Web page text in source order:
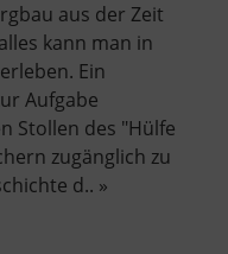
aus der Zeit
kann man in
Ein
Aufgabe
Stollen des "Hülfe
zugänglich zu
d.. »